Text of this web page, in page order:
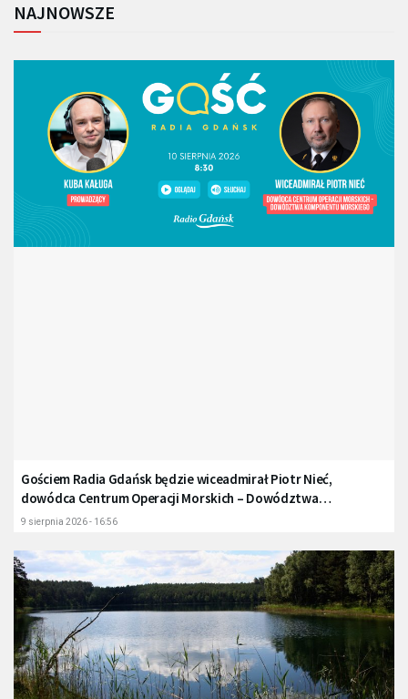
NAJNOWSZE
Gościem Radia Gdańsk będzie wiceadmirał Piotr Nieć,
dowódca Centrum Operacji Morskich – Dowództwa
Komponentu Morskiego
9 sierpnia 2026 - 16:56